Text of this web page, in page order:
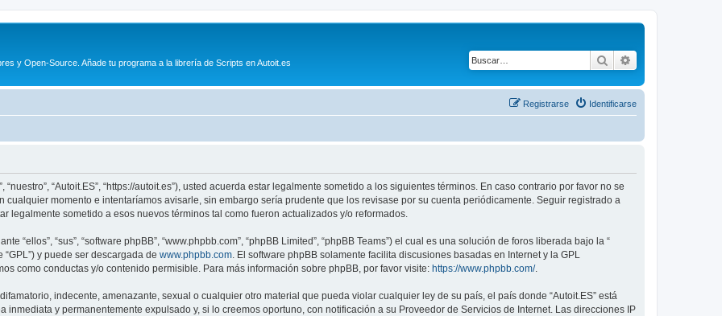
y Open-Source. Añade tu programa a la librería de Scripts en Autoit.es Buscar
Identificarse
Registrarse
“nuestro”, “Autoit.ES”, “https://autoit.es”), usted acuerda estar legalmente sometido a los siguientes términos. En caso contrario por favor no se
cualquier momento e intentaríamos avisarle, sin embargo sería prudente que los revisase por su cuenta periódicamente. Seguir registrado a
legalmente sometido a esos nuevos términos tal como fueron actualizados y/o reformados.
“ellos”, “sus”, “software phpBB”, “www.phpbb.com”, “phpBB Limited”, “phpBB Teams”) el cual es una solución de foros liberada bajo la “
“GPL”) y puede ser descargada de www.phpbb.com . El software phpBB solamente facilita discusiones basadas en Internet y la GPL
como conductas y/o contenido permisible. Para más información sobre phpBB, por favor visite: https://www.phpbb.com/.
indecente, amenazante, sexual o cualquier otro material que pueda violar cualquier ley de su país, el país donde “Autoit.ES” está
y permanentemente expulsado y, si lo creemos oportuno, con notificación a su Proveedor de Servicios de Internet. Las direcciones IP